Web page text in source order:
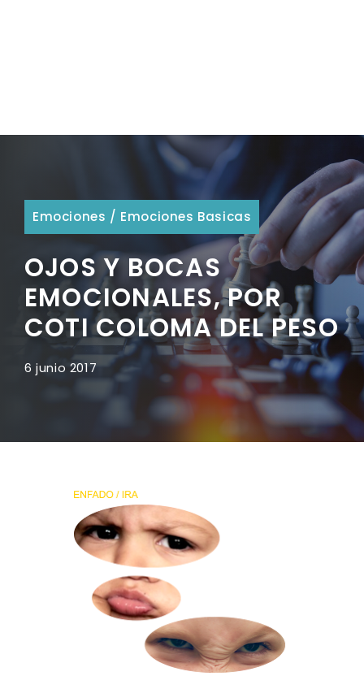
Emociones / Emociones Basicas
OJOS Y BOCAS
EMOCIONALES, POR
COTI COLOMA DEL PESO
6 junio 2017